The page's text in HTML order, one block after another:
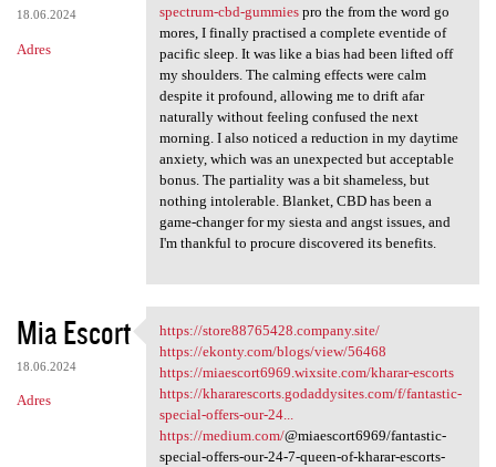
18.06.2024
Adres
spectrum-cbd-gummiespro the from the word go
mores, I finally practised a complete eventide of
pacific sleep. It was like a bias had been lifted off
my shoulders. The calming effects were calm
despite it profound, allowing me to drift afar
naturally without feeling confused the next
morning. I also noticed a reduction in my daytime
anxiety, which was an unexpected but acceptable
bonus. The partiality was a bit shameless, but
nothing intolerable. Blanket, CBD has been a
game-changer for my siesta and angst issues, and
I'm thankful to procure discovered its benefits.
Mia Escort
18.06.2024
Adres
https://store88765428.company
https://store88765428.company.site/
https://ekonty.com/blogs/view/56468
https://miaescort6969.wixsite.com/kharar-escorts
https://khararescorts.godaddysites.com/f/fantastic-
special-offers-our-24...
https://medium.com/@miaescort6969/fantastic-
special-offers-our-24-7-queen-of-kharar-escorts-